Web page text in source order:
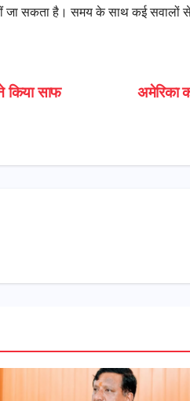
जा सकता है। समय के साथ कई सवालों से
अमेरिका
किया साफ